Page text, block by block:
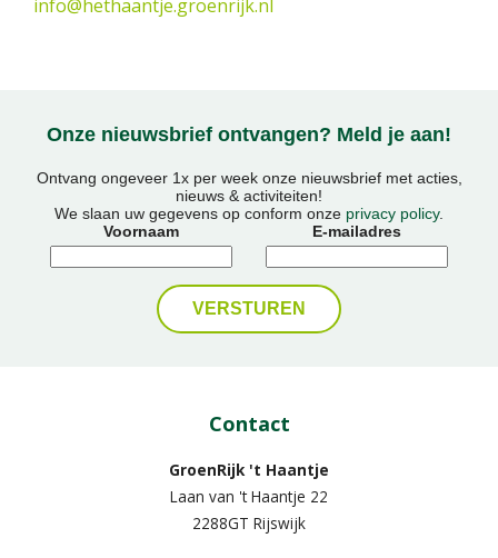
info@hethaantje.groenrijk.nl
Onze nieuwsbrief ontvangen? Meld je aan!
Ontvang ongeveer 1x per week onze nieuwsbrief met acties,
nieuws & activiteiten!
We slaan uw gegevens op conform onze privacy policy.
Voornaam
E-mailadres
Contact
GroenRijk 't Haantje
Laan van 't Haantje 22
2288GT Rijswijk